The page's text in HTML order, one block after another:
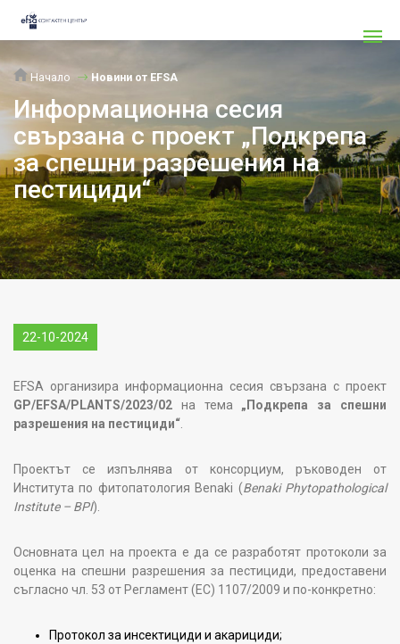
Начало Новини от EFSA
Информационна сесия
свързана с проект „Подкрепа
за спешни разрешения на
пестициди“
22-10-2024
EFSA организира информационна сесия свързана с проект
GP/EFSA/PLANTS/2023/02 на тема „Подкрепа за спешни
разрешения на пестициди“
Проектът се изпълнява от консорциум, ръководен от
Институтa по фитопатология Benaki (Benaki Phytopathological
Institute – BPI).
Основната цел на проекта е да се разработят протоколи за
оценка на спешни разрешения за пестициди, предоставени
съгласно чл. 53 от Регламент (ЕС) 1107/2009 и по-конкретно:
Протокол за инсектициди и акарициди;